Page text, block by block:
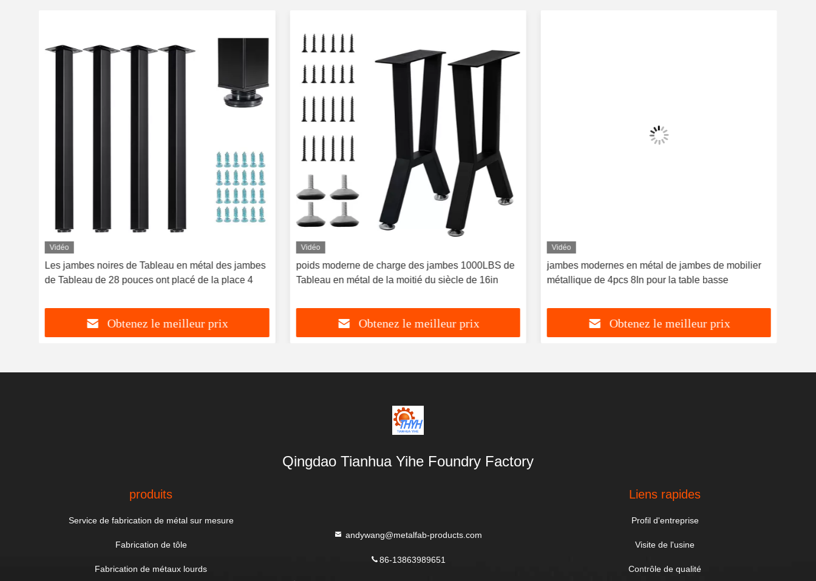
Vidéo
Les jambes noires de Tableau en métal des jambes
de Tableau de 28 pouces ont placé de la place 4
Obtenez le meilleur prix
Vidéo
poids moderne de charge des jambes 1000LBS de
Tableau en métal de la moitié du siècle de 16in
Obtenez le meilleur prix
Vidéo
jambes modernes en métal de jambes de mobilier
métallique de 4pcs 8In pour la table basse
Obtenez le meilleur prix
Qingdao Tianhua Yihe Foundry Factory
produits
Service de fabrication de métal sur mesure
Fabrication de tôle
Fabrication de métaux lourds
andywang@metalfab-products.com
86-13863989651
Liens rapides
Profil d'entreprise
Visite de l'usine
Contrôle de qualité